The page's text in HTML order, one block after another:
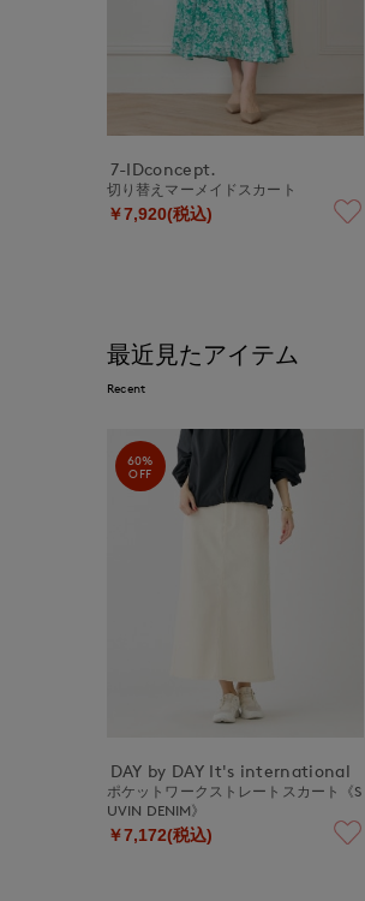
7-IDconcept.
切り替えマーメイドスカート
￥7,920(税込)
最近見たアイテム
Recent
60%
OFF
DAY by DAY It's international
ポケットワークストレートスカート《S
UVIN DENIM》
￥7,172(税込)